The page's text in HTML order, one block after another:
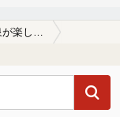
硫酸塩泉が楽しめる河津の温泉、日帰り温泉、スーパー銭湯おすすめ